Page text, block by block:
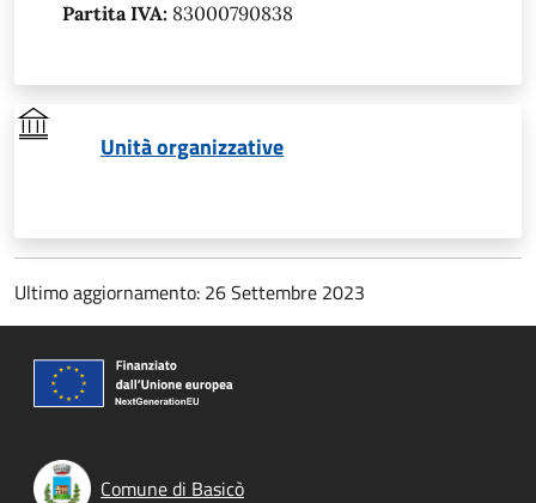
Partita IVA: 83000790838
Unità organizzative
Ultimo aggiornamento: 26 Settembre 2023
Comune di Basicò